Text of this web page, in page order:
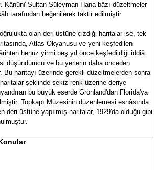
Kânûnî Sultan Süleyman Hana bâzı düzeltmeler
tarafından beğenilerek taktir edilmiştir.
olan deri üstüne çizdiği haritalar ise, tek
Atlas Okyanusu ve yeni keşfedilen
henüz yirmi beş yıl önce keşfedildiği iddiâ
düşündürücü ve bu yerlerin daha önceden
Bu haritayı üzerinde gerekli düzeltmelerden sonra
şeklinde sekiz renk üzerine deriye
bu büyük eserde Grönland'dan Florida'ya
Topkapı Müzesinin düzenlemesi esnâsında
deri üstüne yapılmış haritalar, 1929'da olduğu gibi